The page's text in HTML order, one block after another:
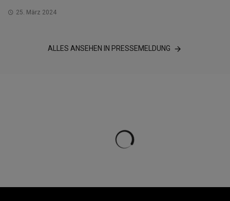
25. März 2024
ALLES ANSEHEN IN PRESSEMELDUNG